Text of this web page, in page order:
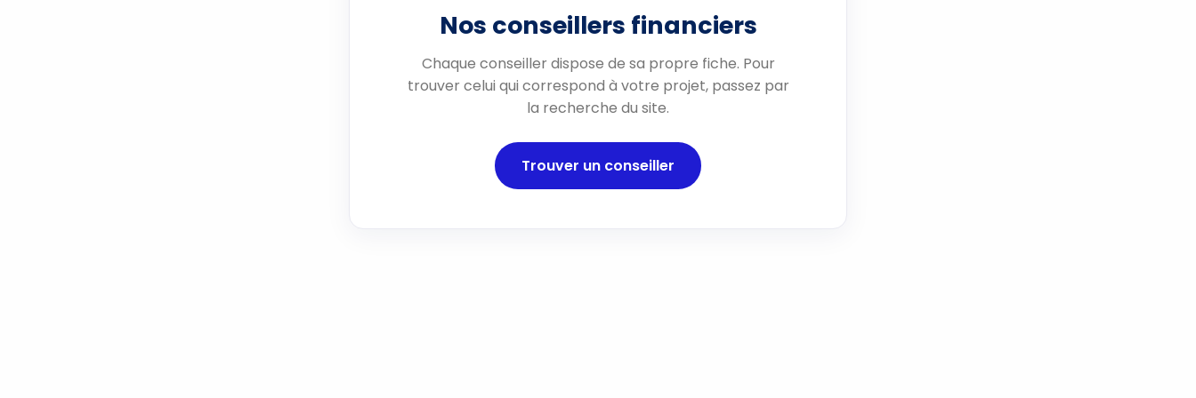
Nos conseillers financiers
Chaque conseiller dispose de sa propre fiche. Pour
trouver celui qui correspond à votre projet, passez par
la recherche du site.
Trouver un conseiller